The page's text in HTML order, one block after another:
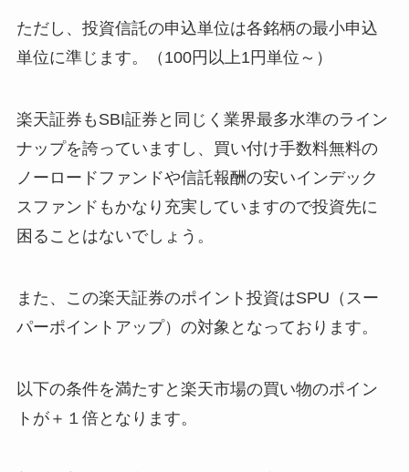
ただし、投資信託の申込単位は各銘柄の最小申込
単位に準じます。（100円以上1円単位～）
楽天証券もSBI証券と同じく業界最多水準のライン
ナップを誇っていますし、買い付け手数料無料の
ノーロードファンドや信託報酬の安いインデック
スファンドもかなり充実していますので投資先に
困ることはないでしょう。
また、この楽天証券のポイント投資はSPU（スー
パーポイントアップ）の対象となっております。
以下の条件を満たすと楽天市場の買い物のポイン
トが＋１倍となります。